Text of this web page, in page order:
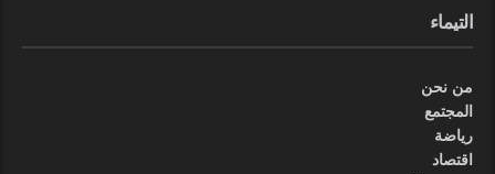
التيماء
من نحن
المجتمع
رياضة
اقتصاد